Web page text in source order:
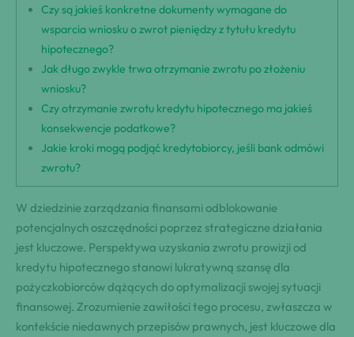
Czy są jakieś konkretne dokumenty wymagane do
wsparcia wniosku o zwrot pieniędzy z tytułu kredytu
hipotecznego?
Jak długo zwykle trwa otrzymanie zwrotu po złożeniu
wniosku?
Czy otrzymanie zwrotu kredytu hipotecznego ma jakieś
konsekwencje podatkowe?
Jakie kroki mogą podjąć kredytobiorcy, jeśli bank odmówi
zwrotu?
W dziedzinie zarządzania finansami odblokowanie
potencjalnych oszczędności poprzez strategiczne działania
jest kluczowe. Perspektywa uzyskania zwrotu prowizji od
kredytu hipotecznego stanowi lukratywną szansę dla
pożyczkobiorców dążących do optymalizacji swojej sytuacji
finansowej. Zrozumienie zawiłości tego procesu, zwłaszcza w
kontekście niedawnych przepisów prawnych, jest kluczowe dla